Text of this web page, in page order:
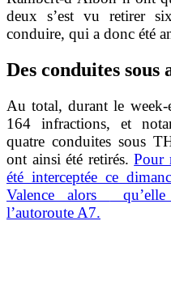
deux s’est vu retirer
conduire, qui a donc été
Des conduites
Au total, durant le week-
164 infractions, et
quatre conduites sous
ont ainsi été retirés.Pour
été interceptée ce
Valence alors
l’autoroute A7.